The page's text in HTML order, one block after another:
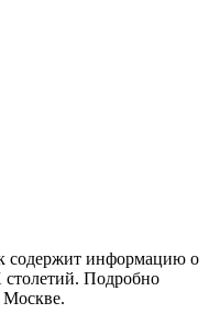
содержит информацию о
столетий. Подробно
Москве.